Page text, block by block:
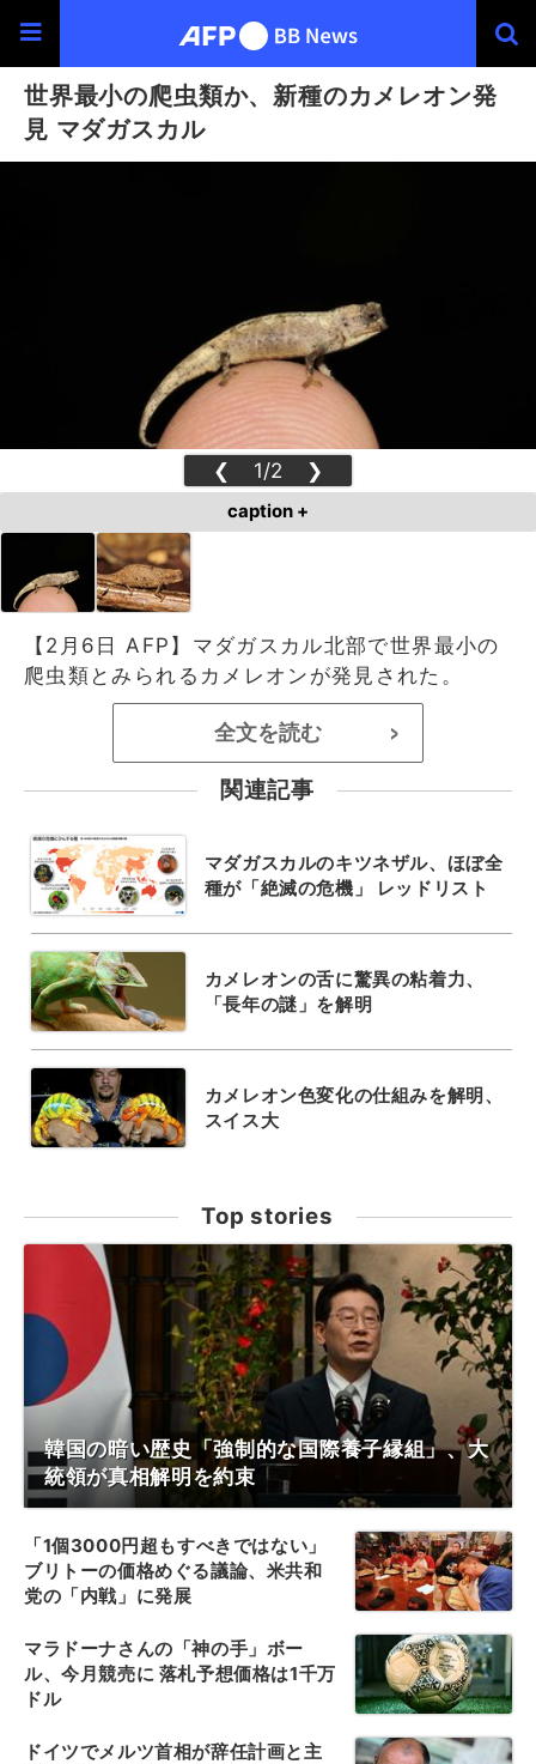
世界最小の爬虫類か、新種のカメレオン発
見 マダガスカル
❮ 1/2 ❯
caption +
【2月6日 AFP】マダガスカル北部で世界最小の
爬虫類とみられるカメレオンが発見された。
全文を読む >
関連記事
マダガスカルのキツネザル、ほぼ全
種が「絶滅の危機」 レッドリスト
カメレオンの舌に驚異の粘着力、
「長年の謎」を解明
カメレオン色変化の仕組みを解明、
スイス大
Top stories
韓国の暗い歴史「強制的な国際養子縁組」、大
統領が真相解明を約束
「1個3000円超もすべきではない」
ブリトーの価格めぐる議論、米共和
党の「内戦」に発展
マラドーナさんの「神の手」ボー
ル、今月競売に 落札予想価格は1千万
ドル
ドイツでメルツ首相が辞任計画と主